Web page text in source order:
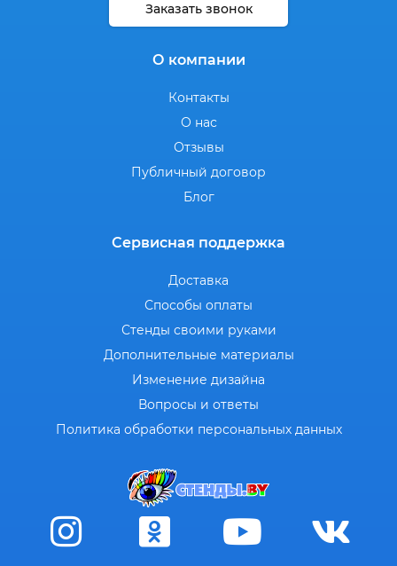
Заказать звонок
О компании
Контакты
О нас
Отзывы
Публичный договор
Блог
Сервисная поддержка
Доставка
Способы оплаты
Стенды своими руками
Дополнительные материалы
Изменение дизайна
Вопросы и ответы
Политика обработки персональных данных